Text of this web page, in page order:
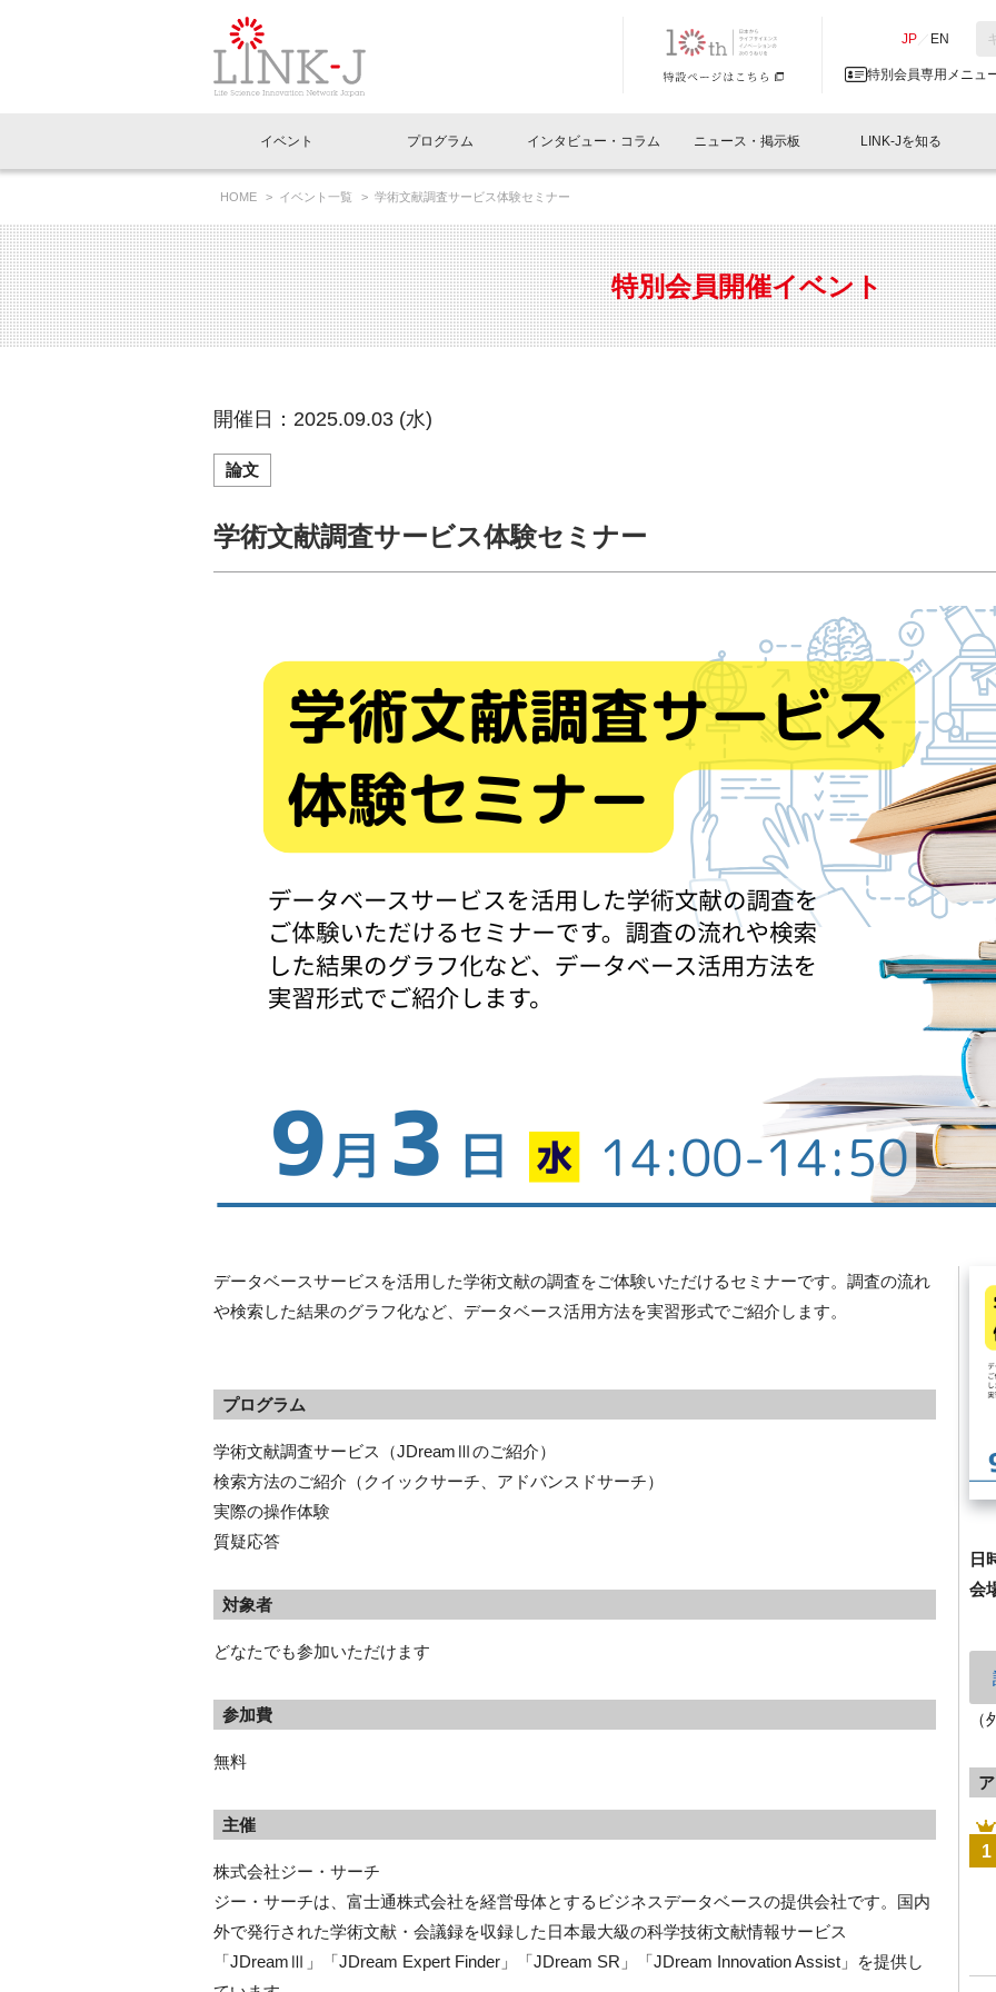
JP EN
特別会員専用メニュ
イベントお知らせメール登録
閉じる
イベント
イベント一覧
LINK-J主催・共催 特別会員開催
LINK-J協賛・協力 出展・参加
イベントレポート一覧
LINK-J主催・共催
LINK-J協賛・協力
プログラム
Out of Box相談室 What's "UNIKORN"？
インタビュー・コラム
インタビュー・コラム一覧
スペシャルインタビュー ベンチャーインタビュー 会報
連載コラム サポーターコラム 日本
ニュース・掲示板
ニュース一覧
トピック プレスリリース
メディア情報 海外関連
協賛・協力
人と情報の交流掲示板一覧
会員プレスリリース
募集
LINK-Jを知る
理事長挨拶 Why in Nihonbashi
国内外連携 サポーター紹介 事業
組織概要 パンフレット GTB
特別会員一覧 特別会員について 入会
専用メニューはこちら
ラウンジ・会議室 オフィス・ラボ 施設
アクセス
HOME イベント一覧 学術文献調査サービス体験セミナー
特別会員開催イベント
開催日：2025.09.03 (水)
論文
学術文献調査サービス体験セミナー
データベースサービスを活用した学術文献の調査をご体験いただけるセミナーです。調査の流れ
や検索した結果のグラフ化など、データベース活用方法を実習形式でご紹介します。
プログラム
学術文献調査サービス（JDreamⅢのご紹介）
検索方法のご紹介（クイックサーチ、アドバンスドサーチ）
実際の操作体験
質疑応答
対象者
どなたでも参加いただけます
参加費
無料
主催
株式会社ジー・サーチ
ジー・サーチは、富士通株式会社を経営母体とするビジネスデータベースの提供会社です。国内
外で発行された学術文献・会議録を収録した日本最大級の科学技術文献情報サービス
「JDreamⅢ」「JDream Expert Finder」「JDream SR」「JDream Innovation Assist」を提供し
日
会
1